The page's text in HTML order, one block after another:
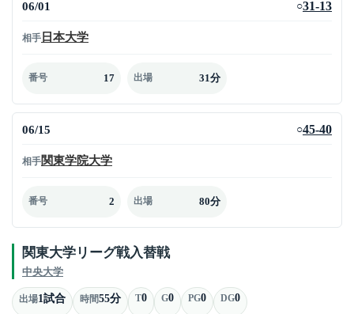
06/01 ○31-13
相手 日本大学
番号 17 出場 31分
06/15 ○45-40
相手関東学院大学
番号 2 出場 80分
関東大学リーグ戦入替戦
中央大学
出場1試合 時間55分 T0 G0 PG0 DG0